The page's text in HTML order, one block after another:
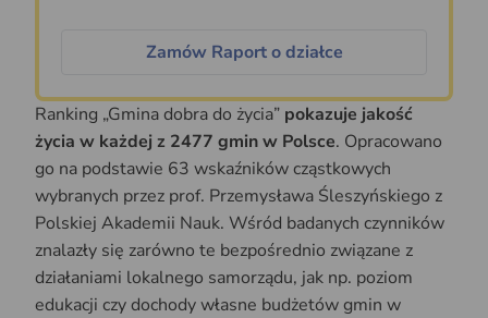
Zamów Raport o działce
Ranking „Gmina dobra do życia” pokazuje jakość
życia w każdej z 2477 gmin w Polsce. Opracowano
go na podstawie 63 wskaźników cząstkowych
wybranych przez prof. Przemysława Śleszyńskiego z
Polskiej Akademii Nauk. Wśród badanych czynników
znalazły się zarówno te bezpośrednio związane z
działaniami lokalnego samorządu, jak np. poziom
edukacji czy dochody własne budżetów gmin w